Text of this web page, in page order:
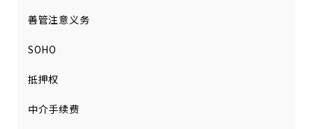
善管注意义务
SOHO
抵押权
中介手续费